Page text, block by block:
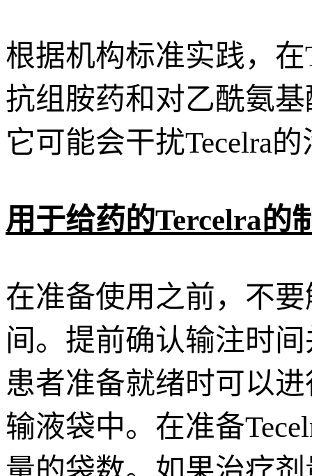
根据机构标准实践，在
抗组胺药和对乙酰氨
它可能会干扰Tecelra
用于给药的Tercelra的
在准备使用之前，不
间。提前确认输注时
患者准备就绪时可以
输液袋中。在准备